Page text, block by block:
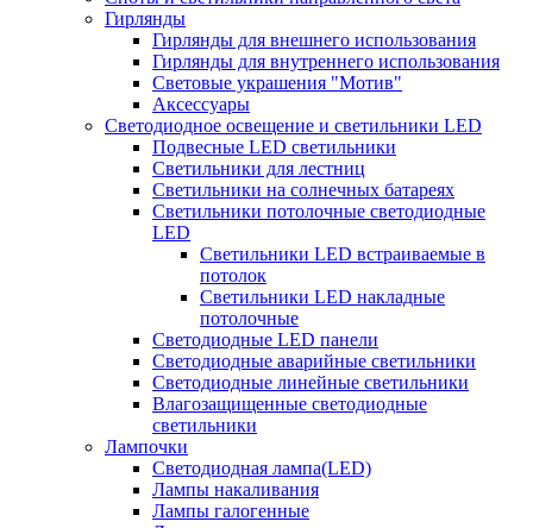
Гирлянды
Гирлянды для внешнего использования
Гирлянды для внутреннего использования
Световые украшения "Мотив"
Аксессуары
Светодиодное освещение и светильники LED
Подвесные LED светильники
Светильники для лестниц
Светильники на солнечных батареях
Светильники потолочные светодиодные
LED
Cветильники LED встраиваемые в
потолок
Светильники LED накладные
потолочные
Светодиодные LED панели
Светодиодные аварийные светильники
Светодиодные линейные светильники
Влагозащищенные светодиодные
светильники
Лампочки
Светодиодная лампа(LED)
Лампы накаливания
Лампы галогенные